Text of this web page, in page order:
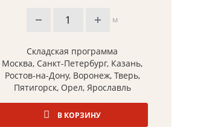
м
Складская программа
Москва, Санкт-Петербург, Казань,
Ростов-на-Дону, Воронеж, Тверь,
Пятигорск, Орел, Ярославль
В КОРЗИНУ